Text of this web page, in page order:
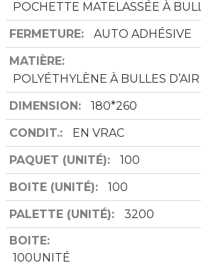
POCHETTE MATELASSÉE À
FERMETURE
AUTO ADHÉSIVE
MATIÈRE
POLYÉTHYLÈNE À BULLES
DIMENSION
180*260
CONDIT.
EN VRAC
PAQUET (UNITÉ)
100
BOITE (UNITÉ)
100
PALETTE (UNITÉ)
3200
BOITE
100UNITÉ